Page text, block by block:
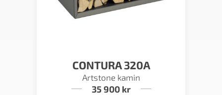
CONTURA 320A
Artstone kamin
35 900 kr